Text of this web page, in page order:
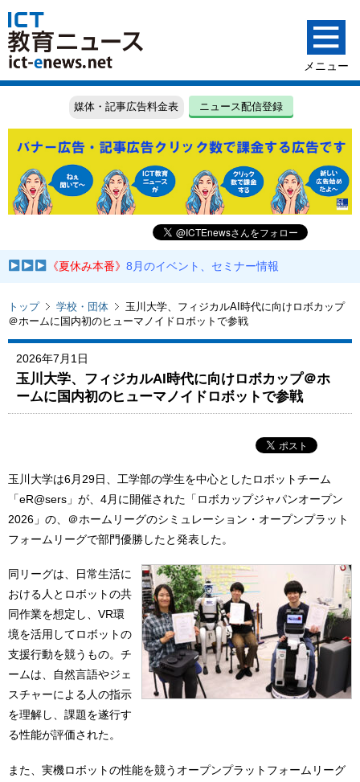
媒体・記事広告料金表 ニュース配信登録
《夏休み本番》8月のイベント、セミナー情報
トップ 学校・団体
玉川大学、フィジカルAI時代に向けロボカップ
＠ホームに国内初のヒューマノイドロボットで参戦
2026年7月1日
玉川大学、フィジカルAI時代に向けロボカップ＠ホ
ームに国内初のヒューマノイドロボットで参戦
玉川大学は6月29日、工学部の学生を中心としたロボットチーム
「eR@sers」が、4月に開催された「ロボカップジャパンオープン
2026」の、＠ホームリーグのシミュレーション・オープンプラット
フォームリーグで部門優勝したと発表した。
同リーグは、日常生活に
おける人とロボットの共
同作業を想定し、VR環
境を活用してロボットの
支援行動を競うもの。チ
ームは、自然言語やジェ
スチャーによる人の指示
を理解し、課題を遂行す
る性能が評価された。
また、実機ロボットの性能を競うオープンプラットフォームリーグ